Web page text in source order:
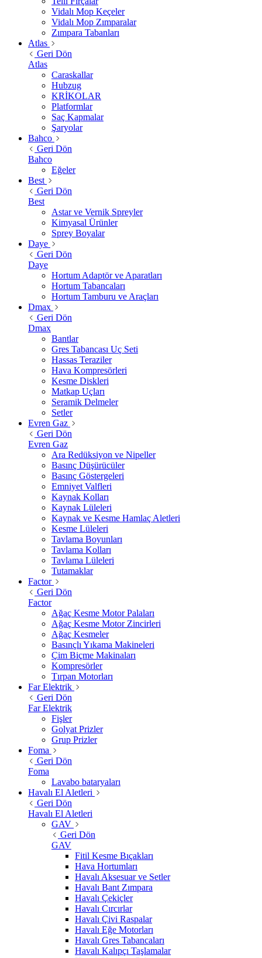
Vidalı Mop Keçeler
Vidalı Mop Zımparalar
Zımpara Tabanları
Atlas
Geri Dön
Atlas
Caraskallar
Hubzug
KRİKOLAR
Platformlar
Saç Kapmalar
Şaryolar
Bahco
Geri Dön
Bahco
Eğeler
Best
Geri Dön
Best
Astar ve Vernik Spreyler
Kimyasal Ürünler
Sprey Boyalar
Daye
Geri Dön
Daye
Hortum Adaptör ve Aparatları
Hortum Tabancaları
Hortum Tamburu ve Araçları
Dmax
Geri Dön
Dmax
Bantlar
Gres Tabancası Uç Seti
Hassas Teraziler
Hava Kompresörleri
Kesme Diskleri
Matkap Uçları
Seramik Delmeler
Setler
Evren Gaz
Geri Dön
Evren Gaz
Ara Redüksiyon ve Nipeller
Basınç Düşürücüler
Basınç Göstergeleri
Emniyet Valfleri
Kaynak Kolları
Kaynak Lüleleri
Kaynak ve Kesme Hamlaç Aletleri
Kesme Lüleleri
Tavlama Boyunları
Tavlama Kolları
Tavlama Lüleleri
Tutamaklar
Factor
Geri Dön
Factor
Ağaç Kesme Motor Palaları
Ağaç Kesme Motor Zincirleri
Ağaç Kesmeler
Basınçlı Yıkama Makineleri
Çim Biçme Makinaları
Kompresörler
Tırpan Motorları
Far Elektrik
Geri Dön
Far Elektrik
Fişler
Golyat Prizler
Grup Prizler
Foma
Geri Dön
Foma
Lavabo bataryaları
Havalı El Aletleri
Geri Dön
Havalı El Aletleri
GAV
Geri Dön
GAV
Fitil Kesme Bıçakları
Hava Hortumları
Havalı Aksesuar ve Setler
Havalı Bant Zımpara
Havalı Çekiçler
Havalı Cırcırlar
Havalı Çivi Raspalar
Havalı Eğe Motorları
Havalı Gres Tabancaları
Havalı Kalıpçı Taşlamalar